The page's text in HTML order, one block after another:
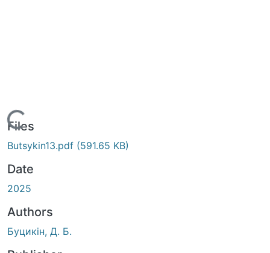
Loading...
Files
Butsykin13.pdf (591.65 KB)
Date
2025
Authors
Буцикін, Д. Б.